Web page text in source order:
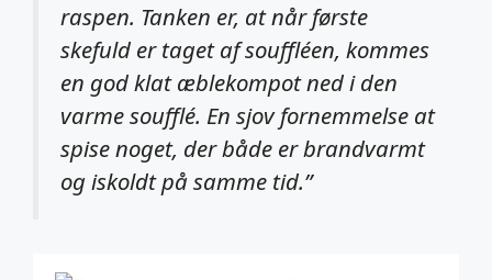
raspen. Tanken er, at når første
skefuld er taget af souffléen, kommes
en god klat æblekompot ned i den
varme soufflé. En sjov fornemmelse at
spise noget, der både er brandvarmt
og iskoldt på samme tid.”